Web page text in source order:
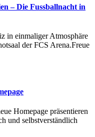
– Die Fussballnacht in
in einmaliger Atmosphäre
der FCS Arena.Freue
Homepage präsentieren
und selbstverständlich